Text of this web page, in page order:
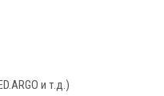
и т.д.)